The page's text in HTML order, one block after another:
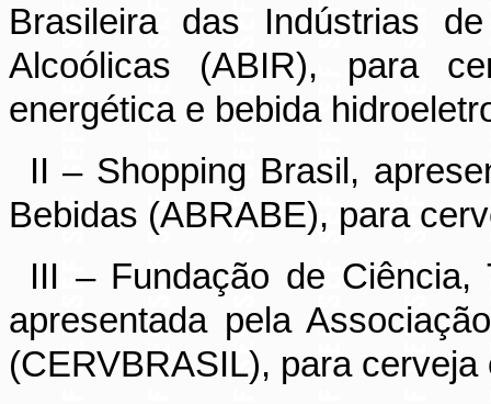
Brasileira das Indústrias
Alcoólicas (ABIR), para
energética e bebida
II – Shopping Brasil,
Bebidas (ABRABE), para
III – Fundação de Ciência,
apresentada pela
(CERVBRASIL), para cerveja